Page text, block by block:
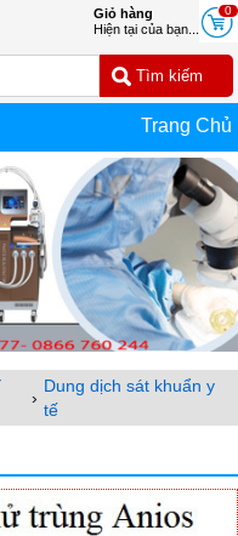
0
Giỏ hàng
Hiện tại của bạn...
Trang Chủ
›
Dung dịch sát khuẩn y
tế